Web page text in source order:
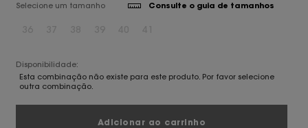
Selecione um tamanho Consulte o guia de tamanhos
Disponibilidade:
Esta combinação não existe para este produto. Por favor selecione
outra combinação.
Adicionar ao carrinho